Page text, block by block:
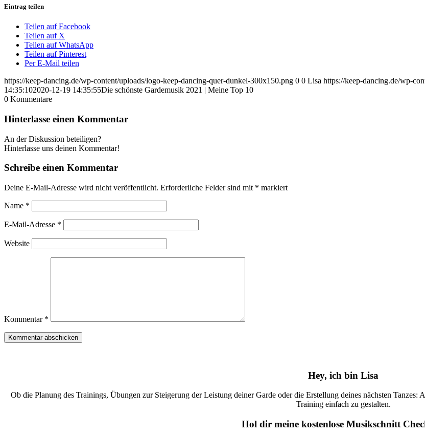
Eintrag teilen
Teilen auf Facebook
Teilen auf X
Teilen auf WhatsApp
Teilen auf Pinterest
Per E-Mail teilen
https://keep-dancing.de/wp-content/uploads/logo-keep-dancing-quer-dunkel-300x150.png 0 0 Lisa https://keep-dancing.de/wp-
14:35:102020-12-19 14:35:55Die schönste Gardemusik 2021 | Meine Top 10
0 Kommentare
Hinterlasse einen Kommentar
An der Diskussion beteiligen?
Hinterlasse uns deinen Kommentar!
Schreibe einen Kommentar
Deine E-Mail-Adresse wird nicht veröffentlicht. Erforderliche Felder sind mit * markiert
Name *
E-Mail-Adresse *
Website
Kommentar *
Hey, ich bin Lisa
Ob die Planung des Trainings, Übungen zur Steigerung der Leistung deiner Garde oder die Erstellung deines nächsten
Training einfach zu gestalten.
Hol dir meine kostenlose Musikschnitt